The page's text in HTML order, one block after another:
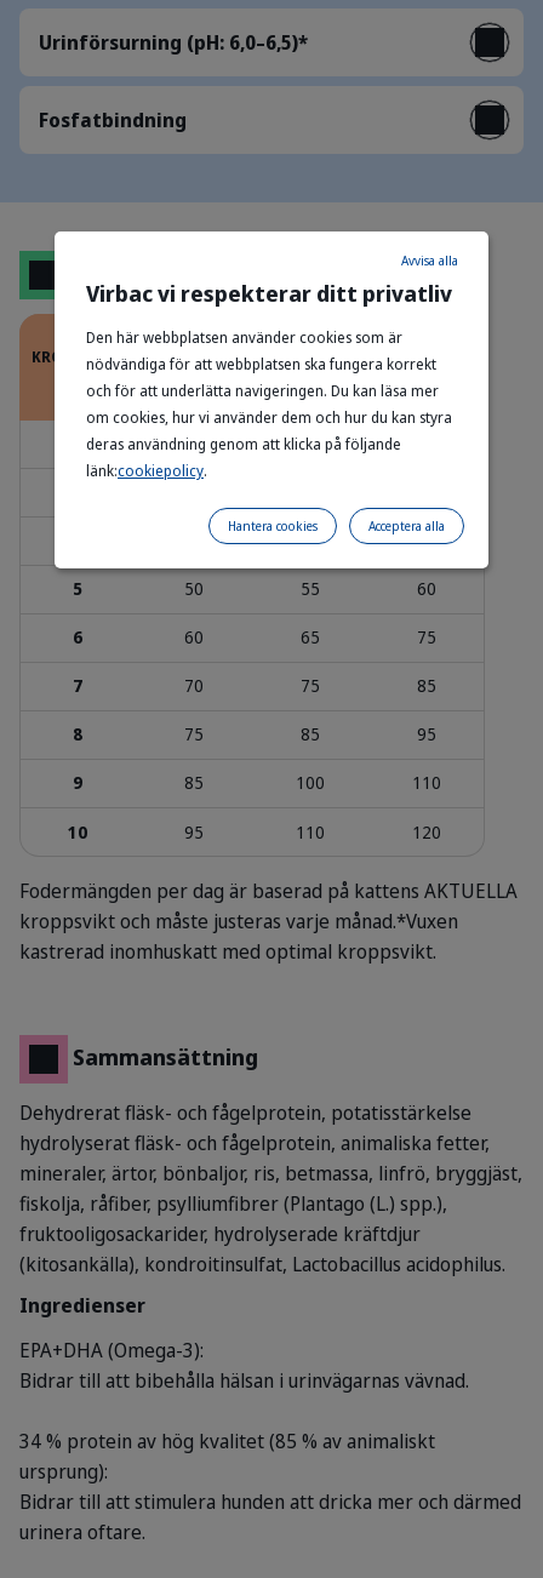
Urinförsurning (pH: 6,0–6,5)*
Fosfatbindning
KROPPSVIKT
(kg)
FODERMÄNGD (G/DAG)
ÖVERVIKT NORMAL* UNDERVIKT
20 20
45 50
5 50 55 60
6 60 65 75
7 70 75 85
8 75 85 95
9 85 100 110
10 95 110 120
Fodermängden per dag är baserad på kattens AKTUELLA
kroppsvikt och måste justeras varje månad.*Vuxen
kastrerad inomhuskatt med optimal kroppsvikt.
Sammansättning
Dehydrerat fläsk- och fågelprotein, potatisstärkelse
hydrolyserat fläsk- och fågelprotein, animaliska fetter,
mineraler, ärtor, bönbaljor, ris, betmassa, linfrö, bryggjäst,
fiskolja, råfiber, psylliumfibrer (Plantago (L.) spp.),
fruktooligosackarider, hydrolyserade kräftdjur
(kitosankälla), kondroitinsulfat, Lactobacillus acidophilus.
Ingredienser
EPA+DHA (Omega-3):
Bidrar till att bibehålla hälsan i urinvägarnas vävnad.
34 % protein av hög kvalitet (85 % av animaliskt
ursprung):
Bidrar till att stimulera hunden att dricka mer och därmed
urinera oftare.
Virbac vi respekterar ditt privatliv
Den här webbplatsen använder cookies som är
nödvändiga för att webbplatsen ska fungera korrekt
och för att underlätta navigeringen. Du kan läsa mer
om cookies, hur vi använder dem och hur du kan styra
deras användning genom att klicka på följande
länk:cookiepolicy.
Avvisa alla
Acceptera alla
Hantera cookies